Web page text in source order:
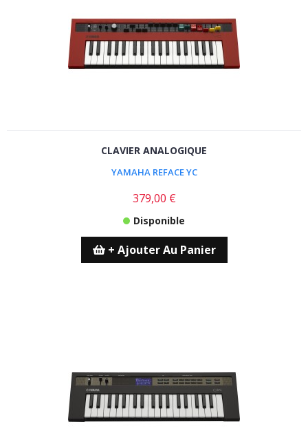
CLAVIER ANALOGIQUE
YAMAHA REFACE YC
379,00 €
Disponible
+ Ajouter Au Panier